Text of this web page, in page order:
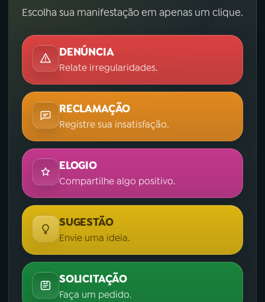
Escolha sua manifestação em apenas um clique.
DENÚNCIA
Relate irregularidades.
RECLAMAÇÃO
Registre sua insatisfação.
ELOGIO
Compartilhe algo positivo.
SUGESTÃO
Envie uma ideia.
SOLICITAÇÃO
Faça um pedido.